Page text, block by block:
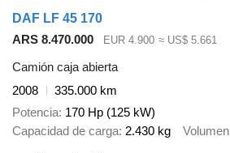
DAF LF 45 170
ARS 8.470.000
EUR 4.900 ≈ US$ 5.661
Camión caja abierta
2008
335.000 km
Potencia 170 Hp (125 kW)
Capacidad de carga 2.430 kg Volumen